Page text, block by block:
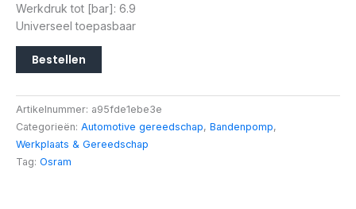
Werkdruk tot [bar]: 6.9
Universeel toepasbaar
Bestellen
Artikelnummer: a95fde1ebe3e
Categorieën: Automotive gereedschap, Bandenpomp,
Werkplaats & Gereedschap
Tag: Osram